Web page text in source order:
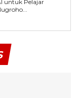
untuk Pelajar